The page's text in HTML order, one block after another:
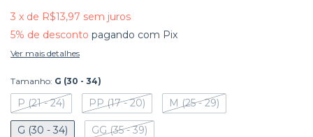
3 x de R$13,97 sem juros
5% de desconto pagando com Pix
Ver mais detalhes
Tamanho: G (30 - 34)
P (21 - 24) PP (17 - 20) M (25 - 29)
G (30 - 34) GG (35 - 39)